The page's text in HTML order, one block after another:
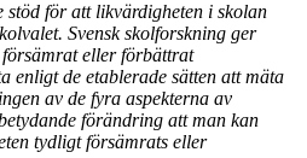
stöd för att likvärdigheten i skolan
Svensk skolforskning ger
eller förbättrat
enligt de etablerade sätten att mäta
av de fyra aspekterna av
förändring att man kan
tydligt försämrats eller